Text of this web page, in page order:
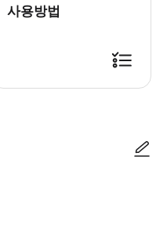
사용방법